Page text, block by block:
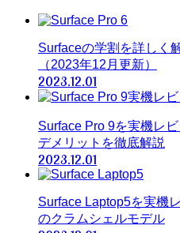
Surfaceの学割を詳しく
（2023年12月更新）
2023.12.01
Surface Pro 9を実機レ
デメリットを徹底解説
2023.12.01
Surface Laptop5を実機
のクラムシェルモデル